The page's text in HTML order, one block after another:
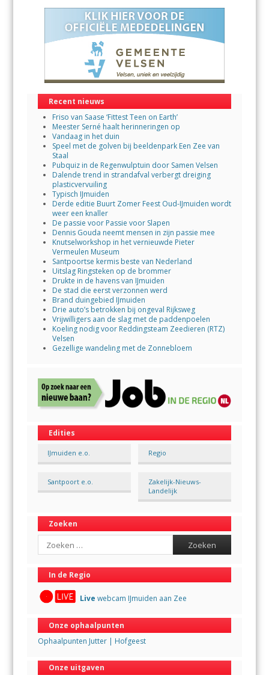
Recent nieuws
Friso van Saase ‘Fittest Teen on Earth’
Meester Serné haalt herinneringen op
Vandaag in het duin
Speel met de golven bij beeldenpark Een Zee van
Staal
Pubquiz in de Regenwulptuin door Samen Velsen
Dalende trend in strandafval verbergt dreiging
plasticvervuiling
Typisch IJmuiden
Derde editie Buurt Zomer Feest Oud-IJmuiden wordt
weer een knaller
De passie voor Passie voor Slapen
Dennis Gouda neemt mensen in zijn passie mee
Knutselworkshop in het vernieuwde Pieter
Vermeulen Museum
Santpoortse kermis beste van Nederland
Uitslag Ringsteken op de brommer
Drukte in de havens van IJmuiden
De stad die eerst verzonnen werd
Brand duingebied IJmuiden
Drie auto’s betrokken bij ongeval Rijksweg
Vrijwilligers aan de slag met de paddenpoelen
Koeling nodig voor Reddingsteam Zeedieren (RTZ)
Velsen
Gezellige wandeling met de Zonnebloem
Edities
IJmuiden e.o. Regio
Santpoort e.o.
Zakelijk-Nieuws-
Landelijk
Zoeken
Search
In de Regio
Live webcam IJmuiden aan Zee
Onze ophaalpunten
Ophaalpunten Jutter | Hofgeest
Onze uitgaven